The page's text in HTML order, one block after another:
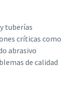
tuberías
críticas como
abrasivo
de calidad